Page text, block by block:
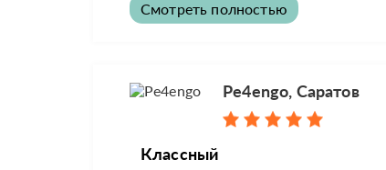
Смотреть полностью
Pe4engo, Саратов
Классный